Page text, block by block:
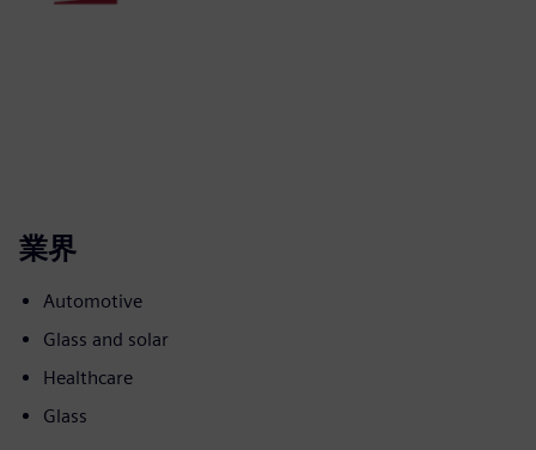
業界
Automotive
Glass and solar
Healthcare
Glass